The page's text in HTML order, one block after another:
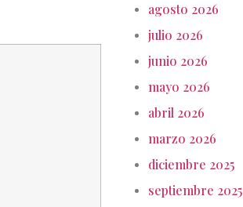
agosto 2026
julio 2026
junio 2026
mayo 2026
abril 2026
marzo 2026
diciembre 2025
septiembre 2025